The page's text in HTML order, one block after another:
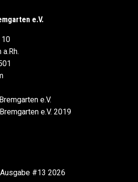
e.V.
10
e.V. 2019
#13 2026